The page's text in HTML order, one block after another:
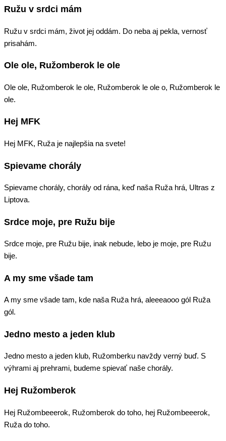
Ružu v srdci mám
Ružu v srdci mám, život jej oddám. Do neba aj pekla, vernosť
prisahám.
Ole ole, Ružomberok le ole
Ole ole, Ružomberok le ole, Ružomberok le ole o, Ružomberok le
ole.
Hej MFK
Hej MFK, Ruža je najlepšia na svete!
Spievame chorály
Spievame chorály, chorály od rána, keď naša Ruža hrá, Ultras z
Liptova.
Srdce moje, pre Ružu bije
Srdce moje, pre Ružu bije, inak nebude, lebo je moje, pre Ružu
bije.
A my sme všade tam
A my sme všade tam, kde naša Ruža hrá, aleeeaooo gól Ruža
gól.
Jedno mesto a jeden klub
Jedno mesto a jeden klub, Ružomberku navždy verný buď. S
výhrami aj prehrami, budeme spievať naše chorály.
Hej Ružomberok
Hej Ružombeeerok, Ružomberok do toho, hej Ružombeeerok,
Ruža do toho.